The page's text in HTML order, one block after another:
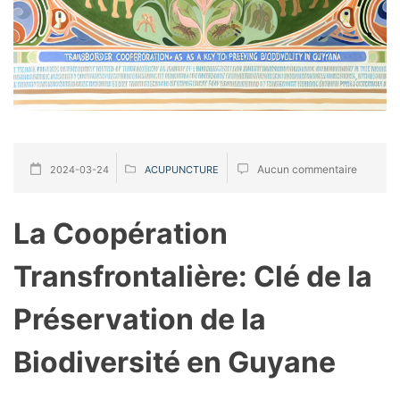
2024-03-24 ACUPUNCTURE Aucun commentaire
La Coopération
Transfrontalière: Clé de la
Préservation de la
Biodiversité en Guyane